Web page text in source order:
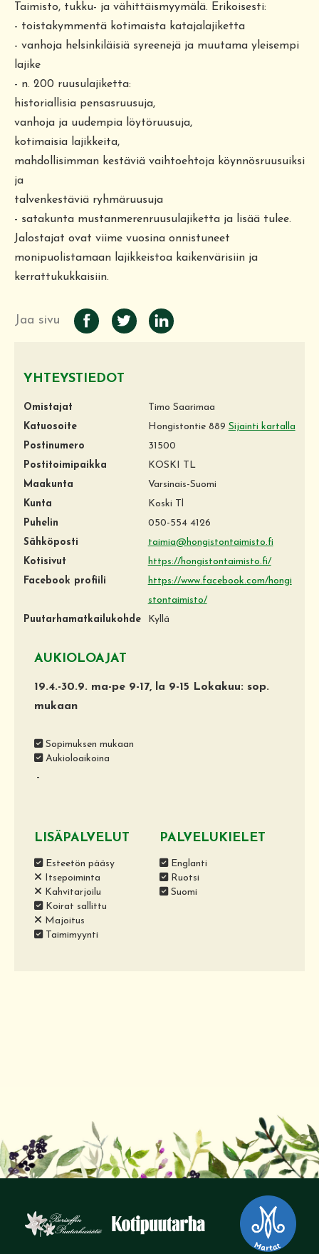
Taimisto, tukku- ja vähittäismyymälä. Erikoisesti:
- toistakymmentä kotimaista katajalajiketta
- vanhoja helsinkiläisiä syreenejä ja muutama yleisempi
lajike
- n. 200 ruusulajiketta:
historiallisia pensasruusuja,
vanhoja ja uudempia löytöruusuja,
kotimaisia lajikkeita,
mahdollisimman kestäviä vaihtoehtoja köynnösruusuiksi
ja
talvenkestäviä ryhmäruusuja
- satakunta mustanmerenruusulajiketta ja lisää tulee.
Jalostajat ovat viime vuosina onnistuneet
monipuolistamaan lajikkeistoa kaikenvärisiin ja
kerrattukukkaisiin.
Jaa sivu
YHTEYSTIEDOT
Omistajat
Timo Saarimaa
Katuosoite
Hongistontie 889 Sijainti kartalla
Postinumero
31500
Postitoimipaikka
KOSKI TL
Maakunta
Varsinais-Suomi
Kunta
Koski Tl
Puhelin
050-554 4126
Sähköposti
taimia@hongistontaimisto.fi
Kotisivut
https://hongistontaimisto.fi/
Facebook profiili
https://www.facebook.com/hongi
stontaimisto/
Puutarhamatkailukohde
Kyllä
AUKIOLOAJAT
19.4.-30.9. ma-pe 9-17, la 9-15 Lokakuu: sop.
mukaan
Sopimuksen mukaan
Aukioloaikoina
-
LISÄPALVELUT
Esteetön pääsy
Itsepoiminta
Kahvitarjoilu
Koirat sallittu
Majoitus
Taimimyynti
PALVELUKIELET
Englanti
Ruotsi
Suomi